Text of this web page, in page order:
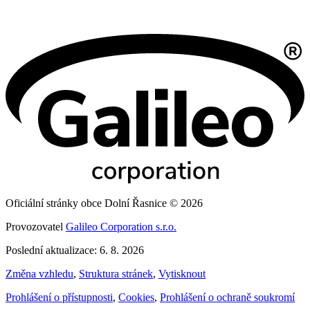
Oficiální stránky obce Dolní Řasnice © 2026
Provozovatel Galileo Corporation s.r.o.
Poslední aktualizace: 6. 8. 2026
Změna vzhledu, Struktura stránek, Vytisknout
Prohlášení o přístupnosti, Cookies, Prohlášení o ochraně soukromí